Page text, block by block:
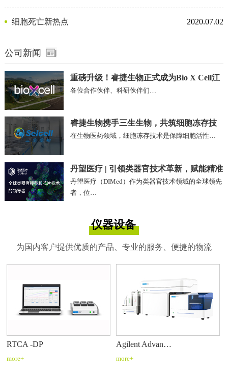
剂
细胞死亡新热点 2020.07.02
公司新闻
重磅升级！睿捷生物正式成为Bio X Cell江
苏、安徽区域独家代理商
各位合作伙伴、科研伙伴们…
睿捷生物携手三生生物，共筑细胞冻存技
术新未来!
在生物医药领域，细胞冻存技术是保障细胞活性…
丹望医疗 | 引领类器官技术革新，赋能精准
医疗未来
丹望医疗（DIMed）作为类器官技术领域的全球领先
者，位…
仪器设备
为国内客户提供优质的产品、专业的服务、便捷的物流
RTCA -DP
more+
Agilent Advan…
more+